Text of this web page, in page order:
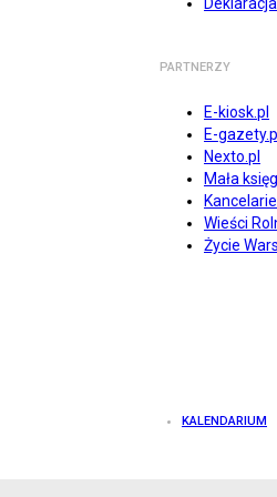
PARTNERZY
E-kiosk.pl
E-gazety.pl
Nexto.pl
Mała
Wieści
Życie
KALENDARIUM